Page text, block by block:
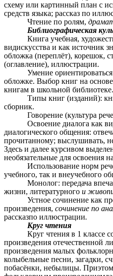
схему или картинный план с
средств языка; рассказ по
Чтение по ролям,
Библиографическая
Книга учебная,
видискусства и как источник
обложка (переплёт), корешок,
(оглавление), иллюстрации.
Умение
обложке. Выбор книг на
книгам в школьной библиотеке.
Типы книг (изданий):
сборник.
Говорение (культура
Освоение диалога как
диалогического общения:
прочитанному; выслушивать,
Здесь и далее курсивом
необязательные для освоения
Использование норм
учебного, так и внеучебного
Монолог: передача
жизни, литературного и
Устное сочинение как
произведения, сочинение по
рассказпо иллюстрации.
Круг чтения
Круг чтения в 1 классе
произведения отечественной
произведения малых
колыбельные песни, загадки,
побасёнки, небылицы.